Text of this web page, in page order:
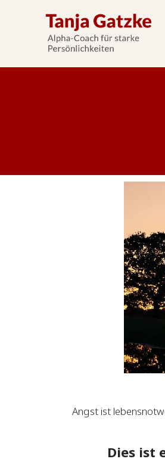
Angst ist
Dies ist